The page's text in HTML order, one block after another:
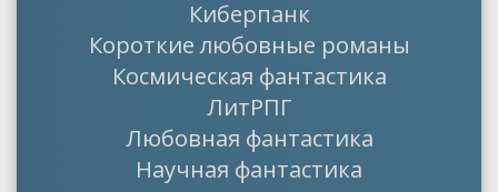
Киберпанк
Короткие любовные романы
Космическая фантастика
ЛитРПГ
Любовная фантастика
Научная фантастика